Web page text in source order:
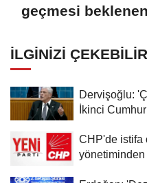
geçmesi
İLGINIZI ÇEKEBILIR
Dervişoğlu:
İkinci
CHP'de istifa
yönetiminden